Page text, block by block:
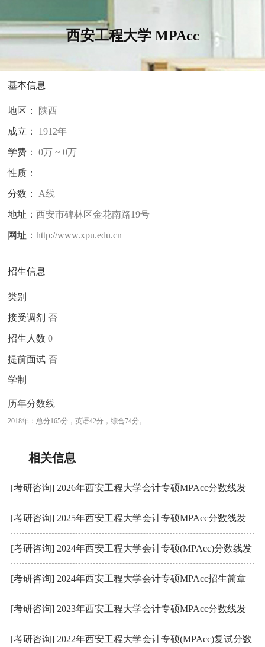
西安工程大学 MPAcc
基本信息
地区： 陕西
成立： 1912年
学费： 0万 ~ 0万
性质：
分数： A线
地址：西安市碑林区金花南路19号
网址：http://www.xpu.edu.cn
招生信息
类别
接受调剂 否
招生人数 0
提前面试 否
学制
历年分数线
2018年：总分165分，英语42分，综合74分。
相关信息
[考研咨询] 2026年西安工程大学会计专硕MPAcc分数线发
布：202/102/51
[考研咨询] 2025年西安工程大学会计专硕MPAcc分数线发
布：197/96/48
[考研咨询] 2024年西安工程大学会计专硕(MPAcc)分数线发
布：201/104/52
[考研咨询] 2024年西安工程大学会计专硕MPAcc招生简章
[考研咨询] 2023年西安工程大学会计专硕MPAcc分数线发
布：200/102/51
[考研咨询] 2022年西安工程大学会计专硕(MPAcc)复试分数